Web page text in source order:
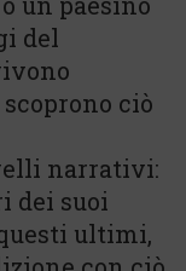
del
ciò
narrativi:
dei suoi
ultimi,